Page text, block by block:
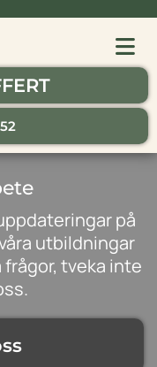
på
utbildningar
frågor, tveka inte